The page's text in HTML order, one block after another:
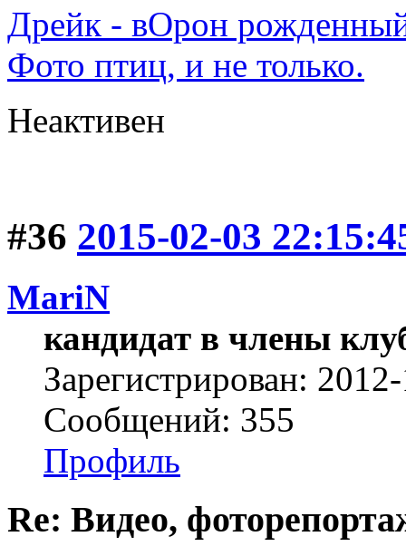
Дрейк - вОрон
Фото птиц, и не только.
Неактивен
#36 2015-02-03
MariN
кандидат в члены
Зарегистрирован:
Сообщений: 355
Профиль
Re: Видео,